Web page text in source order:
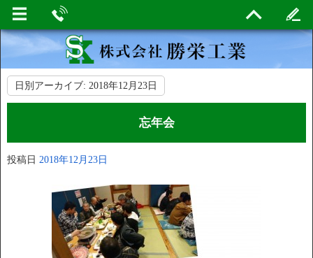
日別アーカイブ: 2018年12月23日
忘年会
投稿日 2018年12月23日